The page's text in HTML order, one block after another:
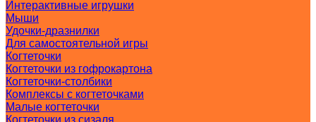
Интерактивные игрушки
Мыши
Удочки-дразнилки
Для самостоятельной игры
Когтеточки
Когтеточки из гофрокартона
Когтеточки-столбики
Комплексы с когтеточками
Малые когтеточки
Когтеточки из сизаля